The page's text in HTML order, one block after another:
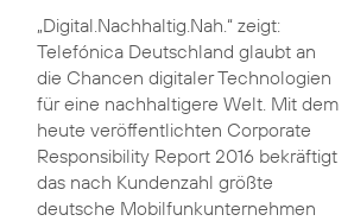
„Digital.Nachhaltig.Nah.“ zeigt:
Telefónica Deutschland glaubt an
die Chancen digitaler Technologien
für eine nachhaltigere Welt. Mit dem
heute veröffentlichten Corporate
Responsibility Report 2016 bekräftigt
das nach Kundenzahl größte
deutsche Mobilfunkunternehmen